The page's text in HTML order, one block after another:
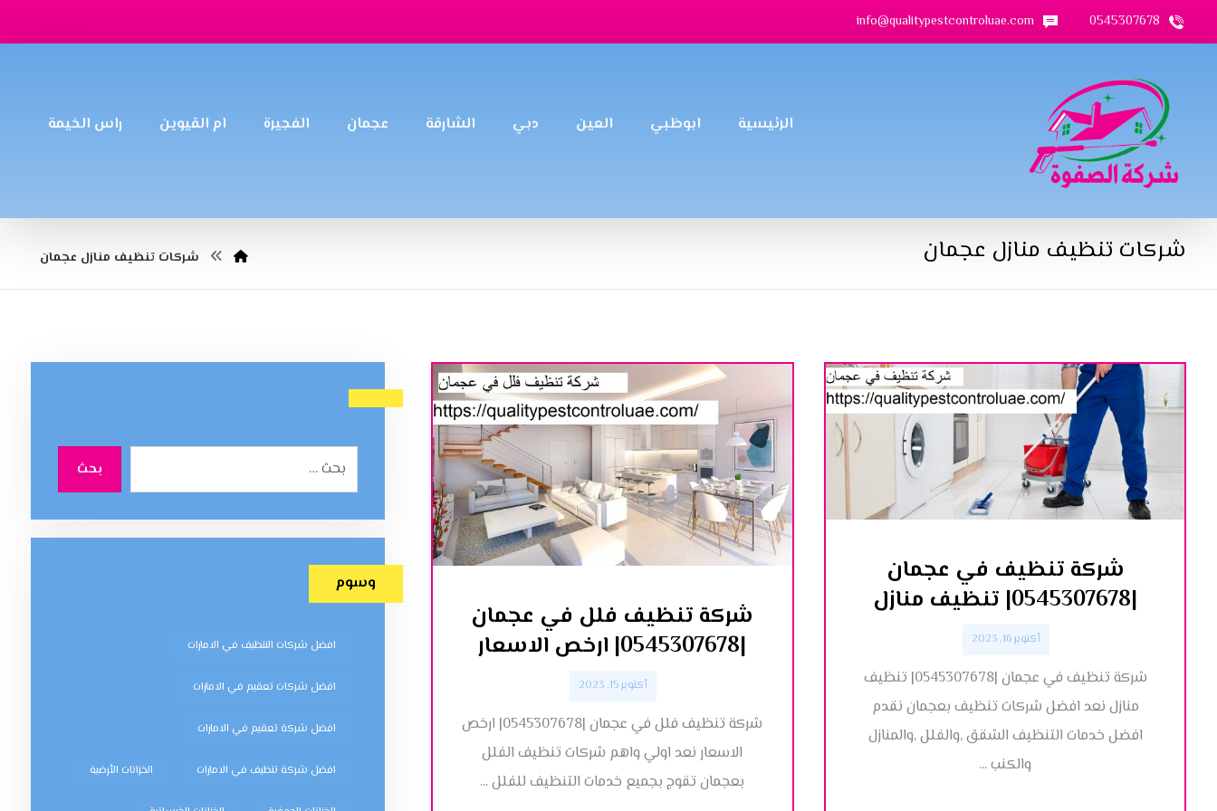
0545307678
info@qualitypestcontroluae.com
الرئيسية ابوظبي العين دبي الشارقة عجمان الفجيرة ام القيوين راس الخيمة
شركات تنظيف منازل عجمان شركات تنظيف منازل عجمان
شركة تنظيف في عجمان
|0545307678| تنظيف منازل
أكتوبر 16, 2023
شركة تنظيف في عجمان |0545307678| تنظيف
منازل نعد افضل شركات تنظيف بعجمان نقدم
افضل خدمات التنظيف الشقق ,والفلل ,والمنازل
والكنب ...
شركة تنظيف فلل في عجمان
|0545307678| ارخص الاسعار
أكتوبر 15, 2023
شركة تنظيف فلل في عجمان |0545307678| ارخص
الاسعار نعد اولي واهم شركات تنظيف الفلل
بعجمان تقوج بجميع خدمات التنظيف للفلل ...
بحث
وسوم
افضل شركات التنظيف في الامارات
افضل شركات تعقيم في الامارات
افضل شركة تعقيم في الامارات
افضل شركة تنظيف في الامارات الخزانات الأرضية